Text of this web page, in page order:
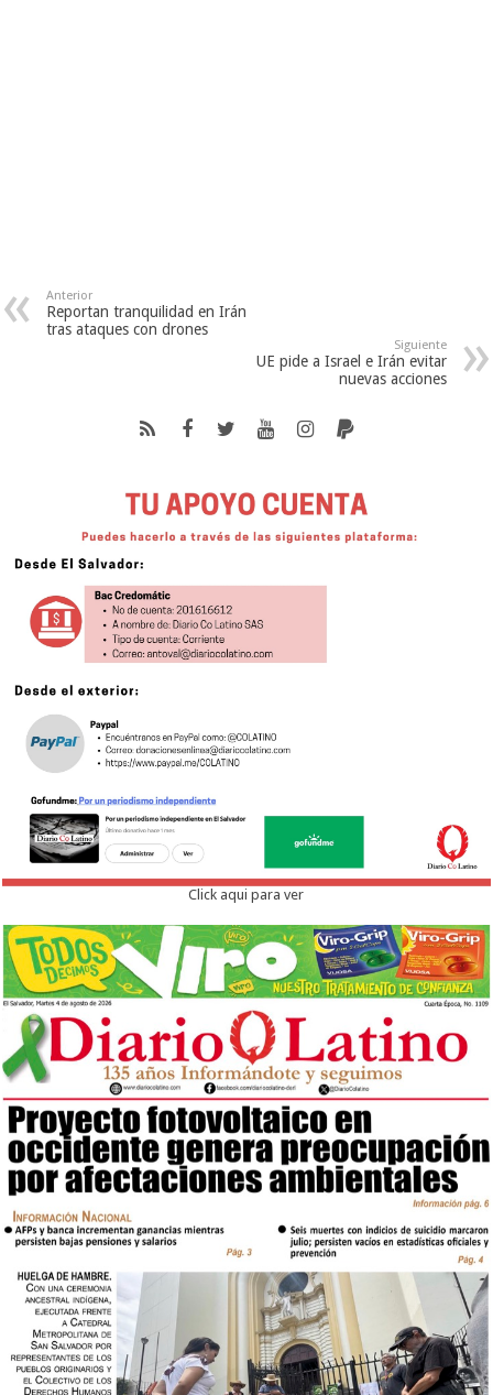
Anterior
Reportan tranquilidad en Irán
tras ataques con drones
Siguiente
UE pide a Israel e Irán evitar
nuevas acciones
Click aqui para ver